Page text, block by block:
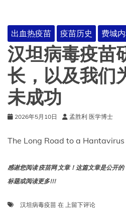
看
着
自
己
领
域
的
付
流
出血热疫苗 疫苗历史 费城
汉坦病毒疫苗
长，以及我们
未成功
2026年5月10日 孟胜利 医学博士
The Long Road to a
感谢您阅读 疫苗网 文章！这篇文章是公开
标题或阅读更多!!!
汉坦病毒疫苗 在 汉
上留下评论